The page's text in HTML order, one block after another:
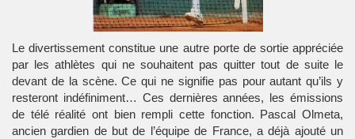
Le divertissement constitue une autre porte de sortie appréciée
par les athlètes qui ne souhaitent pas quitter tout de suite le
devant de la scène. Ce qui ne signifie pas pour autant qu’ils y
resteront indéfiniment… Ces dernières années, les émissions
de télé réalité ont bien rempli cette fonction. Pascal Olmeta,
ancien gardien de but de l’équipe de France, a déjà ajouté un